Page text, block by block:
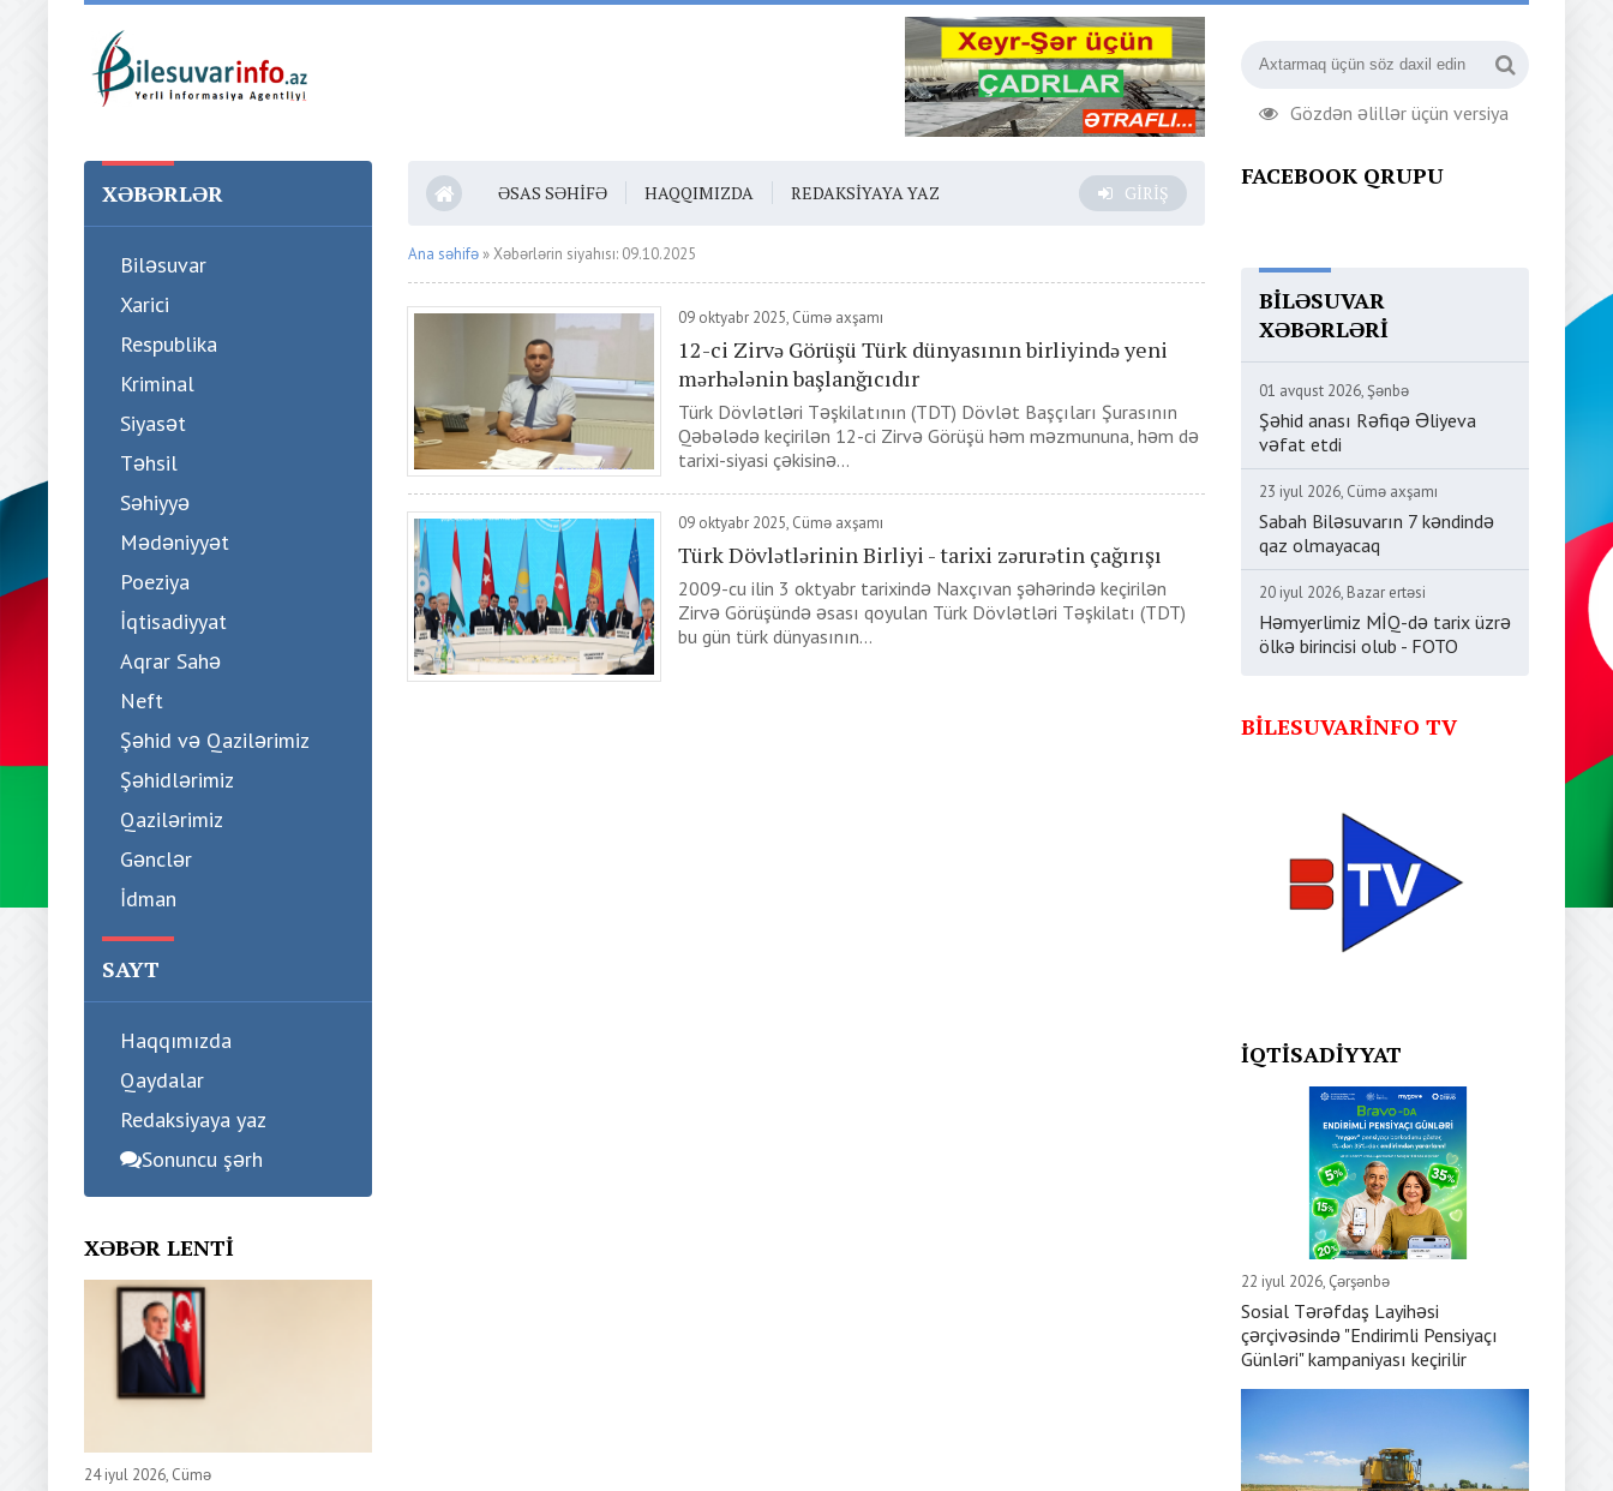
Gözdən əlillər üçün versiya
XƏBƏRLƏR
Biləsuvar
Xarici
Respublika
Kriminal
Siyasət
Təhsil
Səhiyyə
Mədəniyyət
Poeziya
İqtisadiyyat
Aqrar Sahə
Neft
Şəhid və Qazilərimiz
Şəhidlərimiz
Qazilərimiz
Gənclər
İdman
SAYT
Haqqımızda
Qaydalar
Redaksiyaya yaz
Sonuncu şərh
XƏBƏR LENTI
24 iyul 2026, Cümə
ƏSAS SƏHIFƏ HAQQIMIZDA REDAKSIYAYA YAZ GIRIŞ
Ana səhifə » Xəbərlərin siyahısı: 09.10.2025
09 oktyabr 2025, Cümə axşamı
12-ci Zirvə Görüşü Türk dünyasının birliyində yeni
mərhələnin başlanğıcıdır
Türk Dövlətləri Təşkilatının (TDT) Dövlət Başçıları Şurasının
Qəbələdə keçirilən 12-ci Zirvə Görüşü həm məzmununa, həm də
tarixi-siyasi çəkisinə...
09 oktyabr 2025, Cümə axşamı
Türk Dövlətlərinin Birliyi - tarixi zərurətin çağırışı
2009-cu ilin 3 oktyabr tarixində Naxçıvan şəhərində keçirilən
Zirvə Görüşündə əsası qoyulan Türk Dövlətləri Təşkilatı (TDT)
bu gün türk dünyasının...
FACEBOOK QRUPU
BILƏSUVAR
XƏBƏRLƏRI
01 avqust 2026, Şənbə
Şəhid anası Rəfiqə Əliyeva
vəfat etdi
23 iyul 2026, Cümə axşamı
Sabah Biləsuvarın 7 kəndində
qaz olmayacaq
20 iyul 2026, Bazar ertəsi
Həmyerlimiz MİQ-də tarix üzrə
ölkə birincisi olub - FOTO
BILESUVARINFO TV
İQTISADIYYAT
22 iyul 2026, Çərşənbə
Sosial Tərəfdaş Layihəsi
çərçivəsində "Endirimli Pensiyaçı
Günləri" kampaniyası keçirilir